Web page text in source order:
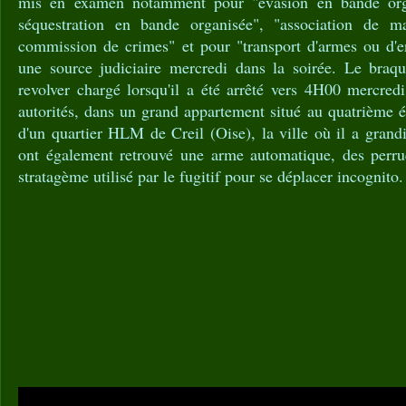
séquestration en bande organisée", "association de
commission de crimes" et pour "transport d'armes ou
une source judiciaire mercredi dans la soirée. Le
revolver chargé lorsqu'il a été arrêté vers 4H00
autorités, dans un grand appartement situé au quatrième
d'un quartier HLM de Creil (Oise), la ville où il a
ont également retrouvé une arme automatique, des
stratagème utilisé par le fugitif pour se déplacer incognito.